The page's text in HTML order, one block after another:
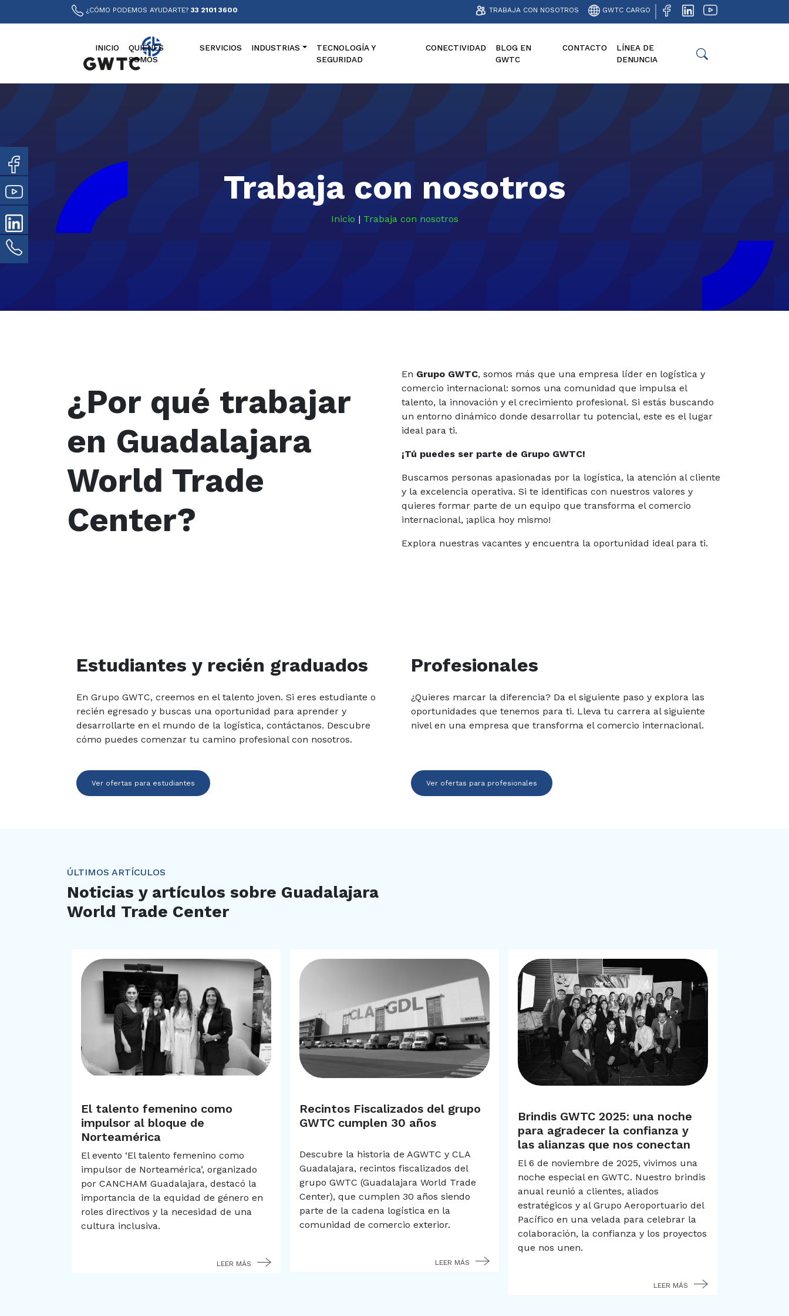
¿CÓMO PODEMOS AYUDARTE? 33 2101 3600 TRABAJA CON NOSOTROS GWTC CARGO
INICIO
QUIÉNES
SOMOS
SERVICIOS INDUSTRIAS
TECNOLOGÍA Y
SEGURIDAD
CONECTIVIDAD
BLOG EN
GWTC
CONTACTO
LÍNEA DE
DENUNCIA
Trabaja con nosotros
Inicio | Trabaja con nosotros
¿Por qué trabajar
en Guadalajara
World Trade
Center?
En Grupo GWTC, somos más que una empresa líder en logística y
comercio internacional: somos una comunidad que impulsa el
talento, la innovación y el crecimiento profesional. Si estás buscando
un entorno dinámico donde desarrollar tu potencial, este es el lugar
ideal para ti.
¡Tú puedes ser parte de Grupo GWTC!
Buscamos personas apasionadas por la logística, la atención al cliente
y la excelencia operativa. Si te identificas con nuestros valores y
quieres formar parte de un equipo que transforma el comercio
internacional, ¡aplica hoy mismo!
Explora nuestras vacantes y encuentra la oportunidad ideal para ti.
Estudiantes y recién graduados
En Grupo GWTC, creemos en el talento joven. Si eres estudiante o
recién egresado y buscas una oportunidad para aprender y
desarrollarte en el mundo de la logística, contáctanos. Descubre
cómo puedes comenzar tu camino profesional con nosotros.
Ver ofertas para estudiantes
Profesionales
¿Quieres marcar la diferencia? Da el siguiente paso y explora las
oportunidades que tenemos para ti. Lleva tu carrera al siguiente
nivel en una empresa que transforma el comercio internacional.
Ver ofertas para profesionales
ÚLTIMOS ARTÍCULOS
Noticias y artículos sobre Guadalajara
World Trade Center
El talento femenino como
impulsor al bloque de
Norteamérica
El evento ‘El talento femenino como
impulsor de Norteamérica’, organizado
por CANCHAM Guadalajara, destacó la
importancia de la equidad de género en
roles directivos y la necesidad de una
cultura inclusiva.
LEER MÁS
Recintos Fiscalizados del grupo
GWTC cumplen 30 años
Descubre la historia de AGWTC y CLA
Guadalajara, recintos fiscalizados del
grupo GWTC (Guadalajara World Trade
Center), que cumplen 30 años siendo
parte de la cadena logística en la
comunidad de comercio exterior.
LEER MÁS
Brindis GWTC 2025: una noche
para agradecer la confianza y
las alianzas que nos conectan
El 6 de noviembre de 2025, vivimos una
noche especial en GWTC. Nuestro brindis
anual reunió a clientes, aliados
estratégicos y al Grupo Aeroportuario del
Pacífico en una velada para celebrar la
colaboración, la confianza y los proyectos
que nos unen.
LEER MÁS